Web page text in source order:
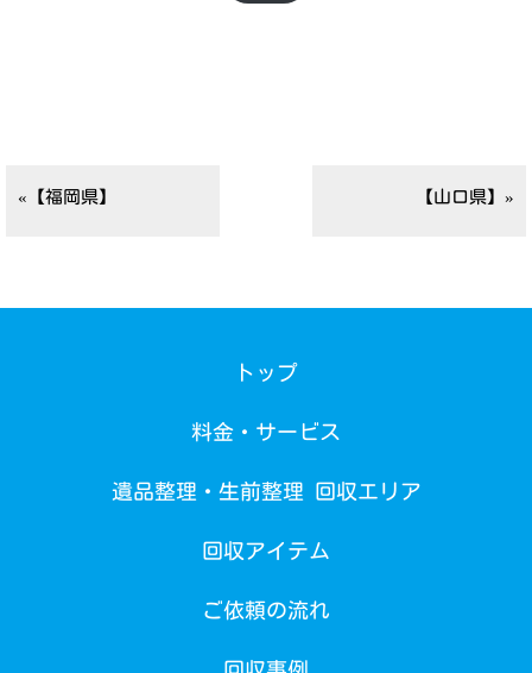
«【福岡県】 【山口県】»
トップ
料金・サービス
遺品整理・生前整理 回収エリア
回収アイテム
ご依頼の流れ